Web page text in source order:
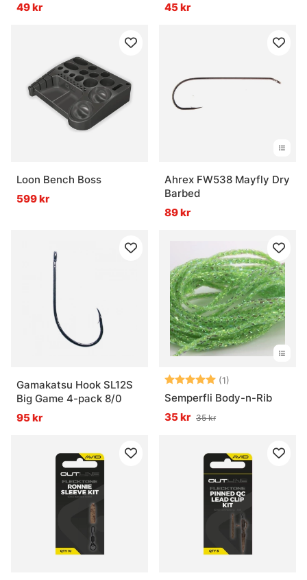
49 kr
45 kr
Loon Bench Boss
599 kr
Ahrex FW538 Mayfly Dry
Barbed
89 kr
Gamakatsu Hook SL12S
Big Game 4-pack 8/0
95 kr
Betyg: (1)
Semperfli Body-n-Rib
35 kr 35 kr